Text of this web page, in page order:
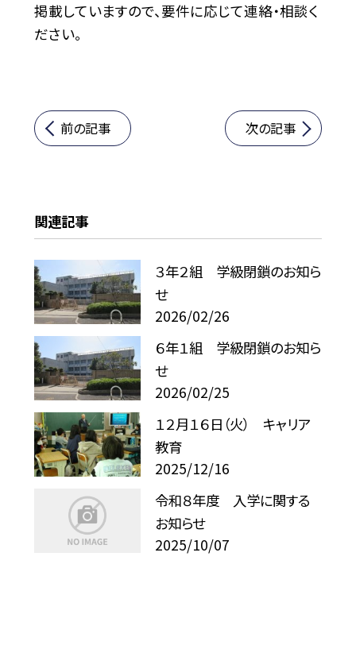
掲載していますので、要件に応じて連絡・相談く
ださい。
前の記事 次の記事
関連記事
３年２組 学級閉鎖のお知ら
せ
2026/02/26
６年１組 学級閉鎖のお知ら
せ
2026/02/25
１２月１６日（火） キャリア
教育
2025/12/16
令和８年度 入学に関する
お知らせ
2025/10/07